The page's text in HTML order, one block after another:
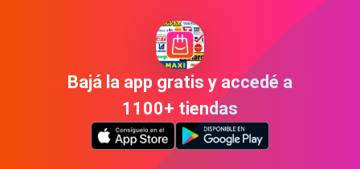
Bajá la app gratis y accedé a
1100+ tiendas